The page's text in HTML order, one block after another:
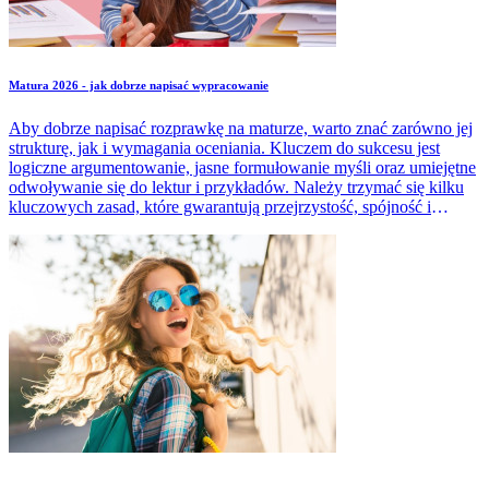
Matura 2026 - jak dobrze napisać wypracowanie
Aby dobrze napisać rozprawkę na maturze, warto znać zarówno jej
strukturę, jak i wymagania oceniania. Kluczem do sukcesu jest
logiczne argumentowanie, jasne formułowanie myśli oraz umiejętne
odwoływanie się do lektur i przykładów. Należy trzymać się kilku
kluczowych zasad, które gwarantują przejrzystość, spójność i
powinna zawierać praca, do czego powinna się odwoływać, jaka
ma być jej minimalna długość.